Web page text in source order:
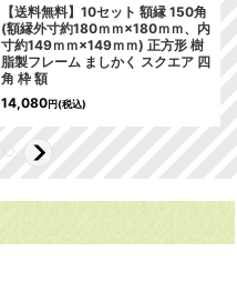
【送料無料】10セット 額縁 150角
(額縁外寸約180ｍｍ×180ｍｍ、内
寸約149ｍｍ×149ｍｍ) 正方形 樹
脂製フレーム ましかく スクエア 四
角 枠 額
14,080円(税込)